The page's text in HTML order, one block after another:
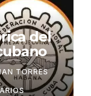
del
TORRES